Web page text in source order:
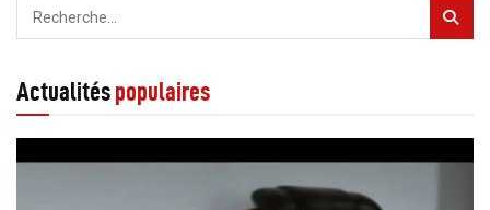
Actualitéspopulaires